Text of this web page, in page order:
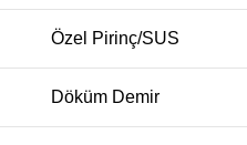
Özel Pirinç/SUS
Döküm Demir